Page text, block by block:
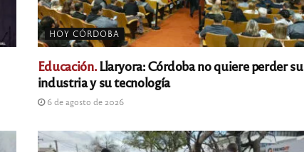
HOY CÓRDOBA
Educación.Llaryora: Córdoba no quiere perder su
industria y su tecnología
6 de agosto de 2026